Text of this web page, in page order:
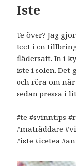
Iste
Te över? Jag
teet i en
flädersaft. In i
iste i solen. Det
och röra om
sedan pressa i
#te #svinntips
#maträddare
#iste #icetea